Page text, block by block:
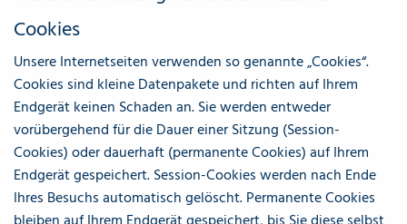
Cookies
Unsere Internetseiten verwenden so genannte „Cookies“.
Cookies sind kleine Datenpakete und richten auf Ihrem
Endgerät keinen Schaden an. Sie werden entweder
vorübergehend für die Dauer einer Sitzung (Session-
Cookies) oder dauerhaft (permanente Cookies) auf Ihrem
Endgerät gespeichert. Session-Cookies werden nach Ende
Ihres Besuchs automatisch gelöscht. Permanente Cookies